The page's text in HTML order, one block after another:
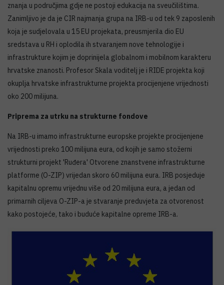
znanja u područjima gdje ne postoji edukacija na sveučilištima.
Zanimljivo je da je CIR najmanja grupa na IRB-u od tek 9 zaposlenih
koja je sudjelovala u 15 EU projekata, preusmjerila dio EU
sredstava u RH i oplodila ih stvaranjem nove tehnologije i
infrastrukture kojim je doprinijela globalnom i mobilnom karakteru
hrvatske znanosti. Profesor Skala voditelj je i RIDE projekta koji
okuplja hrvatske infrastrukturne projekta procijenjene vrijednosti
oko 200 milijuna.
Priprema za utrku na strukturne fondove
Na IRB-u imamo infrastrukturne europske projekte procijenjene
vrijednosti preko 100 milijuna eura, od kojih je samo stožerni
strukturni projekt 'Ruđera' Otvorene znanstvene infrastrukturne
platforme (O-ZIP) vrijedan skoro 60 milijuna eura. IRB posjeduje
kapitalnu opremu vrijednu više od 20 milijuna eura, a jedan od
primarnih ciljeva O-ZIP-a je stvaranje preduvjeta za otvorenost
kako postojeće, tako i buduće kapitalne opreme IRB-a.